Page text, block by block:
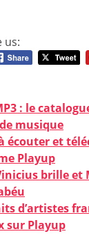
us:
: le
musique
écouter et
Playup
brille et
d’artistes
sur Playup